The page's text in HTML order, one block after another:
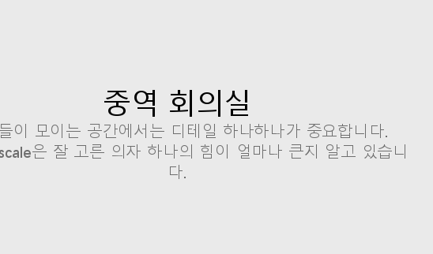
중역 회의실
이 모이는 공간에서는 디테일 하나하나가 중요합니다.
은 잘 고른 의자 하나의 힘이 얼마나 큰지 알고 있습니
다.